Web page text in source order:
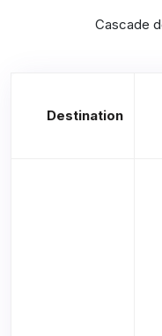
Cascade
Destination